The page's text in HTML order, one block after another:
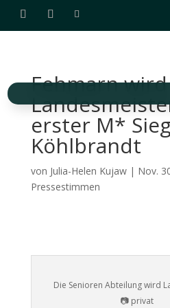
Fehmarn wird
erster M*
Köhlbrandt
von Julia-Helen Kujaw| Nov.
Pressestimmen
Die Senioren Abteilung wird
📷 privat